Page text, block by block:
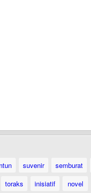
suvenir semburat
toraks inisiatif novel